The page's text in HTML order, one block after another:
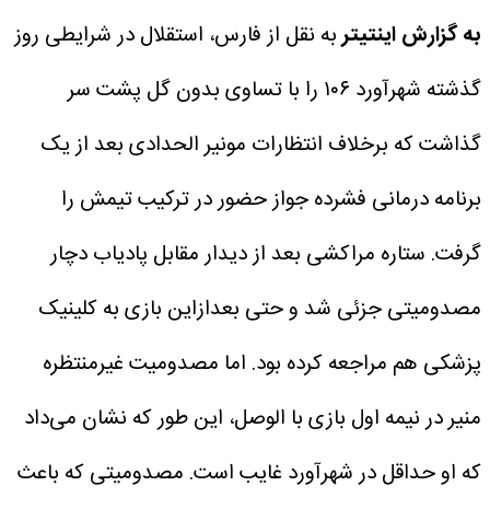
به گزارش اینتیتربه نقل از فارس، استقلال در شرایطی روز
گذشته شهرآورد ۱۰۶ را با تساوی بدون گل پشت سر
گذاشت که برخلاف انتظارات مونیر الحدادی بعد از یک
برنامه درمانی فشرده جواز حضور در ترکیب تیمش را
گرفت. ستاره مراکشی بعد از دیدار مقابل پادیاب دچار
مصدومیتی جزئی شد و حتی بعدازاین بازی به کلینیک
پزشکی هم مراجعه کرده بود. اما مصدومیت غیرمنتظره
منیر در نیمه اول بازی با الوصل، این طور که نشان می‌داد
که او حداقل در شهرآورد غایب است. مصدومیتی که باعث